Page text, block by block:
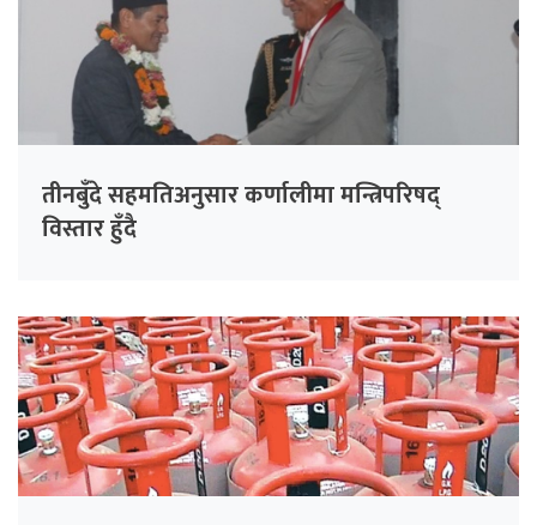
तीनबुँदे सहमतिअनुसार कर्णालीमा मन्त्रिपरिषद्
विस्तार हुँदै